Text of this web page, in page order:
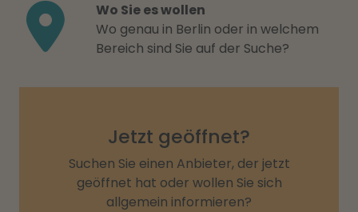
Wo Sie es wollen
Wo genau in Berlin oder in welchem
Bereich sind Sie auf der Suche?
Jetzt geöffnet?
Suchen Sie einen Anbieter, der jetzt
geöffnet hat oder wollen Sie sich
allgemein informieren?